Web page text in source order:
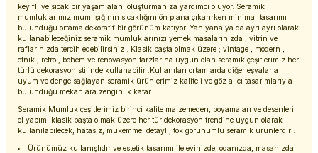
keyifli ve sıcak bir yaşam alanı oluşturmanıza yardımcı oluyor. Seramik
mumluklarımız mum ışığının sıcaklığını ön plana çıkarırken minimal tasarımı
bulunduğu ortama dekoratif bir görünüm katıyor. Yan yana ya da ayrı ayrı olarak
kullanabileceğiniz seramik mumluklarınızı yemek masalarınızda , vitrin ve
raflarınızda tercih edebilirsiniz . Klasik başta olmak üzere ; vintage , modern ,
etnik , retro , bohem ve renovasyon tarzlarına uygun olan seramik çeşitlerimiz her
türlü dekorasyon stilinde kullanabilir .Kullanılan ortamlarda diğer eşyalarla
uyum ve denge sağlayan seramik ürünlerimiz kaliteli ve göz alıcı tasarımlarıyla
bulunduğu mekanlara zenginlik katar .
Seramik Mumluk çeşitlerimiz birinci kalite malzemeden, boyamaları ve desenleri
el yapımı klasik başta olmak üzere her tür dekorasyon trendine uygun olarak
kullanılabilecek, hatasız, mükemmel detaylı, tok görünümlü seramik ürünlerdir .
Ürünümüz kullanışlıdır ve estetik tasarımı ile evinizde, odanızda, masanızda